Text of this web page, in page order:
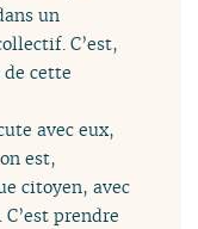
un
C’est,
cette
avec eux,
est,
citoyen, avec
C’est prendre